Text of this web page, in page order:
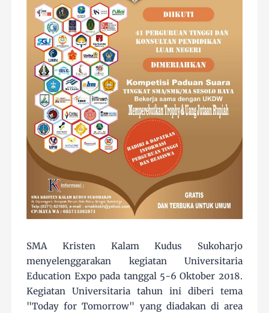
SMA Kristen Kalam Kudus Sukoharjo
menyelenggarakan kegiatan Universitaria
Education Expo pada tanggal 5-6 Oktober 2018.
Kegiatan Universitaria tahun ini diberi tema
"Today for Tomorrow" yang diadakan di area